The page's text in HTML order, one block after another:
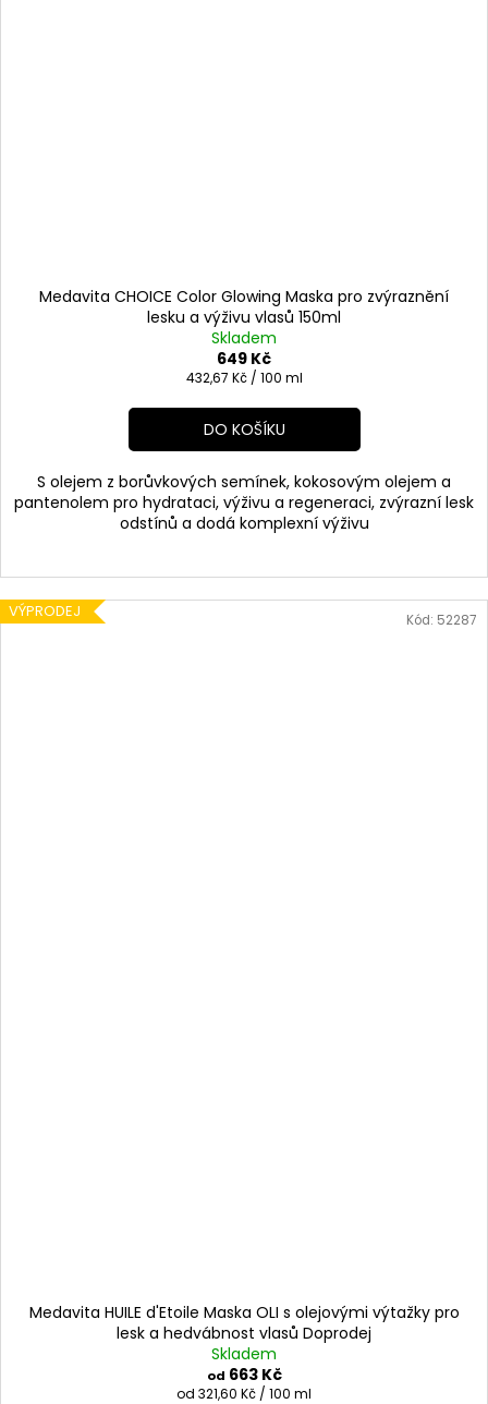
Medavita CHOICE Color Glowing Maska pro zvýraznění
lesku a výživu vlasů 150ml
Skladem
649 Kč
Měrná
432,67 Kč / 100 ml
DO KOŠÍKU
S olejem z borůvkových semínek, kokosovým olejem a
pantenolem pro hydrataci, výživu a regeneraci, zvýrazní lesk
odstínů a dodá komplexní výživu
VÝPRODEJ
Medavita HUILE d'Etoile Maska OLI s olejovými výtažky pro
lesk a hedvábnost vlasů Doprodej
Skladem
od 663 Kč
Měrná
od 321,60 Kč / 100 ml
Kód: 52287